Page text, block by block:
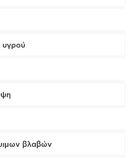
υγρού
βλαβών